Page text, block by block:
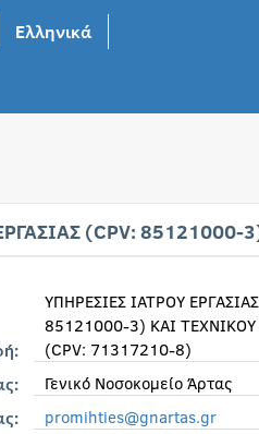
Ελληνικά
(CPV:
ΥΠΗΡΕΣΙΕΣ ΙΑΤΡΟΥ
85121000-3) ΚΑΙ
(CPV: 71317210-8)
Γενικό Νοσοκομείο Άρτας
promihties@gnartas.gr